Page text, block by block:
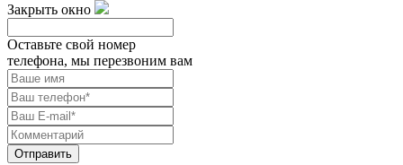
Закрыть окно
Оставьте свой номер
телефона, мы перезвоним вам
Отправить